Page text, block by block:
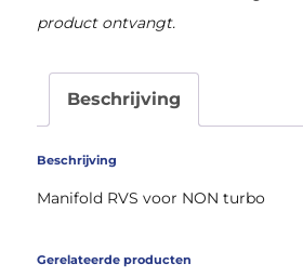
product ontvangt.
Beschrijving
Beschrijving
Manifold RVS voor NON turbo
Gerelateerde producten